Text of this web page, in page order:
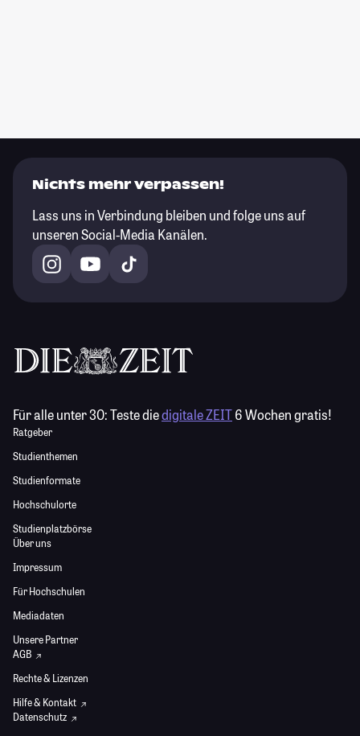
Nichts mehr verpassen!
Lass uns in Verbindung bleiben und folge uns auf
unseren Social-Media Kanälen.
Für alle unter 30:Teste diedigitale ZEIT6 Wochen gratis!
Ratgeber
Studienthemen
Studienformate
Hochschulorte
Studienplatzbörse
Über uns
Impressum
Für Hochschulen
Mediadaten
Unsere Partner
AGB
Rechte & Lizenzen
Hilfe & Kontakt
Datenschutz